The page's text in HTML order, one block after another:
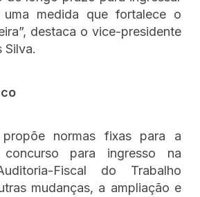
uma medida que fortalece o
destaca o vice-presidente
Silva.
normas fixas para a
para ingresso na
Fiscal do Trabalho
mudanças, a ampliação e